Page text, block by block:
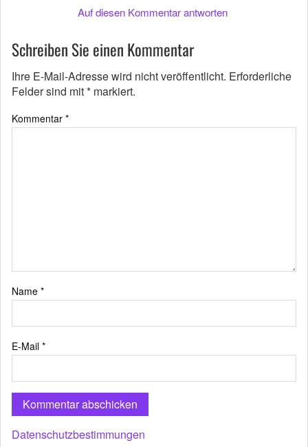
Auf diesen Kommentar antworten
Schreiben Sie einen Kommentar
Ihre E-Mail-Adresse wird nicht veröffentlicht. Erforderliche
Felder sind mit* markiert.
Kommentar *
Name *
E-Mail *
Datenschutzbestimmungen